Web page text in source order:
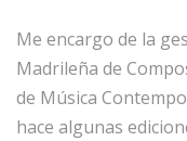
Me encargo de la
Madrileña de
de Música
hace algunas